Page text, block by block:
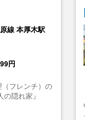
線 本厚木駅
円
フレンチ）の
隠れ家』